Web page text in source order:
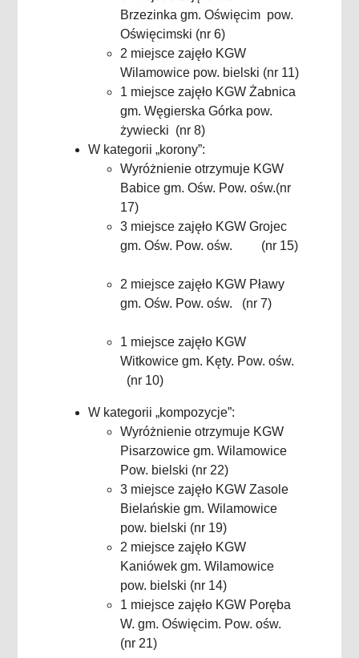
Brzezinka gm. Oświęcim pow.
Oświęcimski (nr 6)
2 miejsce zajęło KGW
Wilamowice pow. bielski (nr 11)
1 miejsce zajęło KGW Żabnica
gm. Węgierska Górka pow.
żywiecki (nr 8)
W kategorii „korony”:
Wyróżnienie otrzymuje KGW
Babice gm. Ośw. Pow. ośw.(nr
17)
3 miejsce zajęło KGW Grojec
gm. Ośw. Pow. ośw.
(nr 15)
2 miejsce zajęło KGW Pławy
gm. Ośw. Pow. ośw.
(nr 7)
1 miejsce zajęło KGW
Witkowice gm. Kęty. Pow. ośw.
(nr 10)
W kategorii „kompozycje”:
Wyróżnienie otrzymuje KGW
Pisarzowice gm. Wilamowice
Pow. bielski (nr 22)
3 miejsce zajęło KGW Zasole
Bielańskie gm. Wilamowice
pow. bielski (nr 19)
2 miejsce zajęło KGW
Kaniówek gm. Wilamowice
pow. bielski (nr 14)
1 miejsce zajęło KGW Poręba
W. gm. Oświęcim. Pow. ośw.
(nr 21)